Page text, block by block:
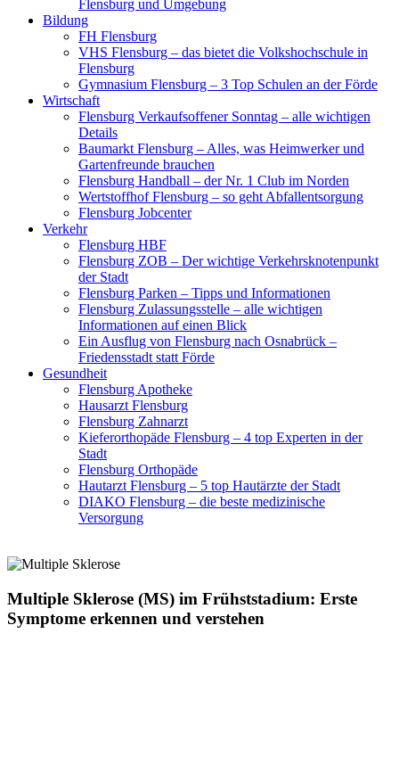
Flensburg und Umgebung
Bildung
FH Flensburg
VHS Flensburg – das bietet die Volkshochschule in
Flensburg
Gymnasium Flensburg – 3 Top Schulen an der Förde
Wirtschaft
Flensburg Verkaufsoffener Sonntag – alle wichtigen
Details
Baumarkt Flensburg – Alles, was Heimwerker und
Gartenfreunde brauchen
Flensburg Handball – der Nr. 1 Club im Norden
Wertstoffhof Flensburg – so geht Abfallentsorgung
Flensburg Jobcenter
Verkehr
Flensburg HBF
Flensburg ZOB – Der wichtige Verkehrsknotenpunkt
der Stadt
Flensburg Parken – Tipps und Informationen
Flensburg Zulassungsstelle – alle wichtigen
Informationen auf einen Blick
Ein Ausflug von Flensburg nach Osnabrück –
Friedensstadt statt Förde
Gesundheit
Flensburg Apotheke
Hausarzt Flensburg
Flensburg Zahnarzt
Kieferorthopäde Flensburg – 4 top Experten in der
Stadt
Flensburg Orthopäde
Hautarzt Flensburg – 5 top Hautärzte der Stadt
DIAKO Flensburg – die beste medizinische
Versorgung
Multiple Sklerose (MS) im Frühststadium: Erste
Symptome erkennen und verstehen